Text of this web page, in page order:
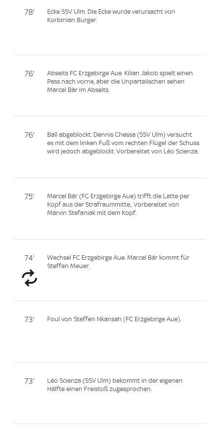
78'
Ecke SSV Ulm. Die Ecke wurde verursacht von
Korbinian Burger.
76'
Abseits FC Erzgebirge Aue. Kilian Jakob spielt einen
Pass nach vorne, aber die Unparteiischen sehen
Marcel Bär im Abseits.
76'
Ball abgeblockt. Dennis Chessa (SSV Ulm) versucht
es mit dem linken Fuß vom rechten Flügel der Schuss
wird jedoch abgeblockt. Vorbereitet von Léo Scienza.
75'
Marcel Bär (FC Erzgebirge Aue) trifft die Latte per
Kopf aus der Strafraummitte,. Vorbereitet von
Marvin Stefaniak mit dem Kopf.
74'
Wechsel FC Erzgebirge Aue. Marcel Bär kommt für
Steffen Meuer.
73' Foul von Steffen Nkansah (FC Erzgebirge Aue).
73'
Léo Scienza (SSV Ulm) bekommt in der eigenen
Hälfte einen Freistoß zugesprochen.